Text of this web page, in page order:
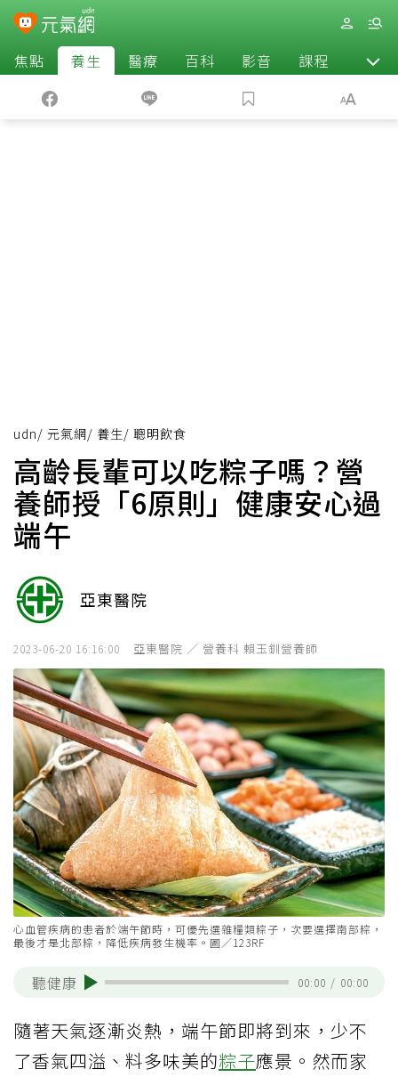
焦點 養生 醫療 百科 影音 課程 退休
udn/ 元氣網/ 養生/ 聰明飲食
高齡長輩可以吃粽子嗎？營
養師授「6原則」健康安心過
端午
亞東醫院
2023-06-20 16:16:00 亞東醫院 ／ 營養科 賴玉釧營養師
心血管疾病的患者於端午節時，可優先選雜糧類粽子，次要選擇南部粽，
最後才是北部粽，降低疾病發生機率。圖／123RF
聽健康 00:00 / 00:00
隨著天氣逐漸炎熱，端午節即將到來，少不
了香氣四溢、料多味美的粽子應景。然而家